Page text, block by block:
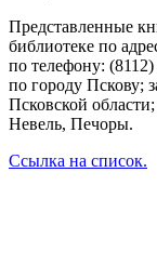
Представленные
библиотеке по
по телефону:
по городу Пскову;
Псковской
Невель, Печоры.
Ссылка на список.